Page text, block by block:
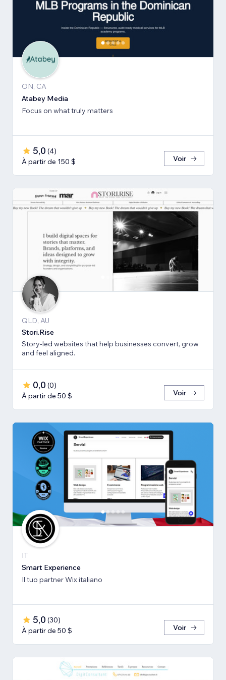
ON, CA
Atabey Media
Focus on what truly matters
5,0 (4)
À partir de 150 $
Voir
QLD, AU
Stori.Rise
Story-led websites that help businesses convert, grow
and feel aligned.
0,0 (0)
À partir de 50 $
Voir
IT
Smart Experience
Il tuo partner Wix italiano
5,0 (30)
À partir de 50 $
Voir